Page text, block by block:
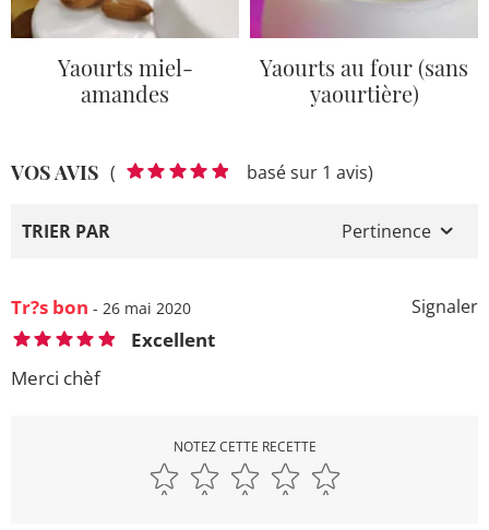
Yaourts miel-
amandes
Yaourts au four (sans
yaourtière)
VOS AVIS ( basé sur 1 avis)
TRIER PAR Pertinence
Signaler
Tr?s bon - 26 mai 2020
Excellent
Merci chèf
NOTEZ CETTE RECETTE